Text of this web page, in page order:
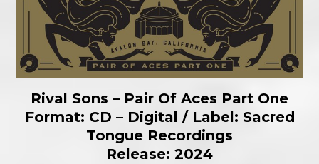
Rival Sons – Pair Of Aces Part One
Format: CD – Digital / Label: Sacred
Tongue Recordings
Release: 2024